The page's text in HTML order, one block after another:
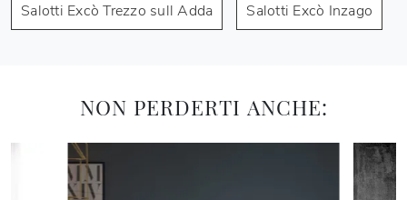
Salotti Excò Trezzo sull Adda Salotti Excò Inzago
NON PERDERTI ANCHE: